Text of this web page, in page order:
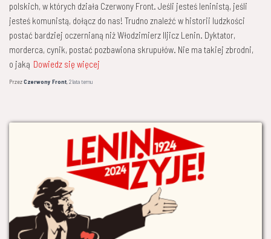
polskich, w których działa Czerwony Front. Jeśli jesteś leninistą, jeśli
jesteś komunistą, dołącz do nas! Trudno znaleźć w historii ludzkości
postać bardziej oczernianą niż Włodzimierz Iljicz Lenin. Dyktator,
morderca, cynik, postać pozbawiona skrupułów. Nie ma takiej zbrodni,
o jaką Dowiedz się więcej
PrzezCzerwony Front,2 latatemu